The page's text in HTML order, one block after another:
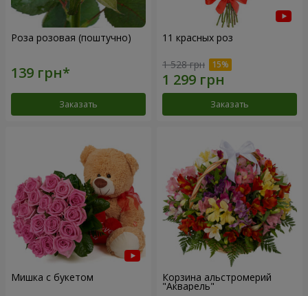
Роза розовая (поштучно)
Заказать
11 красных роз
1 528 грн
Заказать
Мишка с букетом Корзина альстромерий
"Акварель"